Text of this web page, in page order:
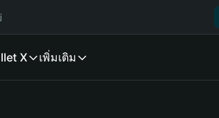
X เพิ่มเติม